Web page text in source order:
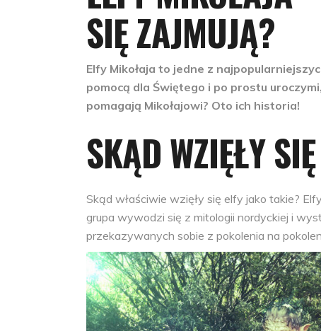
SIĘ ZAJMUJĄ?
Elfy Mikołaja to jedne z
pomocą dla Świętego i po prostu
pomagają Mikołajowi? Oto ich historia!
SKĄD WZIĘŁY
Skąd właściwie wzięły się elfy jako takie?
grupa wywodzi się z mitologii nordyckiej i
przekazywanych sobie z pokolenia na